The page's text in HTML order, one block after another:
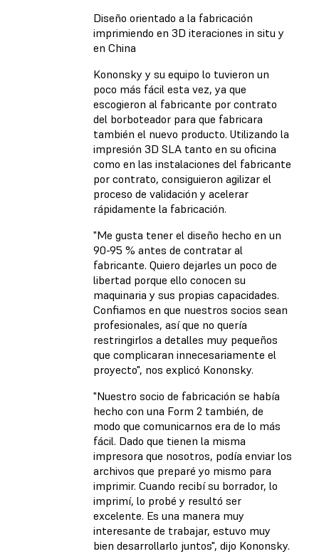
Diseño orientado a la fabricación
imprimiendo en 3D iteraciones in situ y
en China
Kononsky y su equipo lo tuvieron un
poco más fácil esta vez, ya que
escogieron al fabricante por contrato
del borboteador para que fabricara
también el nuevo producto. Utilizando la
impresión 3D SLA tanto en su oficina
como en las instalaciones del fabricante
por contrato, consiguieron agilizar el
proceso de validación y acelerar
rápidamente la fabricación.
"Me gusta tener el diseño hecho en un
90-95 % antes de contratar al
fabricante. Quiero dejarles un poco de
libertad porque ello conocen su
maquinaria y sus propias capacidades.
Confiamos en que nuestros socios sean
profesionales, así que no quería
restringirlos a detalles muy pequeños
que complicaran innecesariamente el
proyecto", nos explicó Kononsky.
"Nuestro socio de fabricación se había
hecho con una Form 2 también, de
modo que comunicarnos era de lo más
fácil. Dado que tienen la misma
impresora que nosotros, podía enviar los
archivos que preparé yo mismo para
imprimir. Cuando recibí su borrador, lo
imprimí, lo probé y resultó ser
excelente. Es una manera muy
interesante de trabajar, estuvo muy
bien desarrollarlo juntos", dijo Kononsky.